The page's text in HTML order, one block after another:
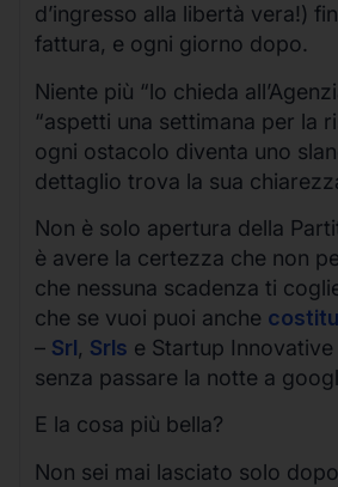
d’ingresso alla libertà vera!)
fattura, e ogni giorno dopo.
Niente più “lo chieda
“aspetti una settimana per la
ogni ostacolo diventa uno
dettaglio trova la sua
Non è solo apertura della
è avere la certezza che non
che nessuna scadenza ti
che se vuoi puoi anche
– Srl, Srls e Startup
senza passare la notte a
E la cosa più bella?
Non sei mai lasciato solo